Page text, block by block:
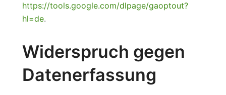
https://tools.google.com/dlpage/gaoptout?
hl=de.
Widerspruch gegen
Datenerfassung